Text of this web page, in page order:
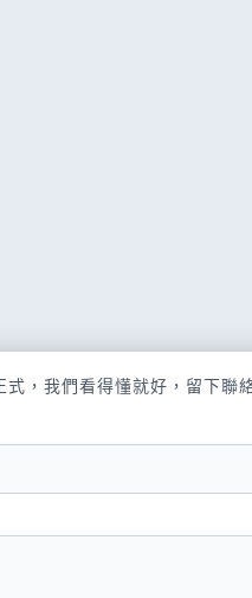
，我們看得懂就好，留下聯